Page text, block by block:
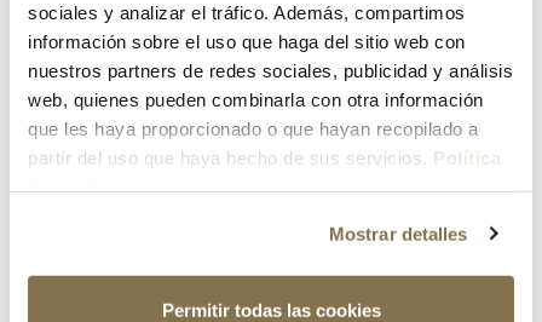
sociales y analizar el tráfico. Además, compartimos
información sobre el uso que haga del sitio web con
nuestros partners de redes sociales, publicidad y análisis
web, quienes pueden combinarla con otra información
que les haya proporcionado o que hayan recopilado a
partir del uso que haya hecho de sus servicios. Política
Mostrar detalles
Permitir todas las cookies
¿Has olvidado tu contraseña?